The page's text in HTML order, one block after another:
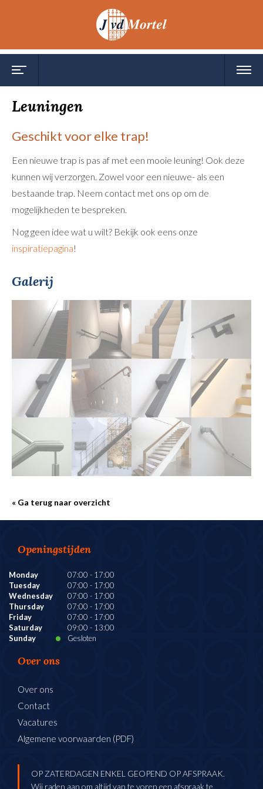
Toggle
Leuningen
Geschikt voor elke trap!
Een nieuwe trap is pas af met een mooie leuning! Ook deze
kunnen wij verzorgen. Zowel voor een nieuwe- als een
bestaande trap. Neem contact met ons op om de
mogelijkheden te bespreken.
Nog geen idee wat u wilt? Bekijk ook eens onze
inspiratiepagina!
Galerij
« Ga terug naar overzicht
Openingstijden
Monday 07:00 - 17:00
Tuesday
07:00 - 17:00
Wednesday
07:00 - 17:00
Thursday
07:00 - 17:00
Friday
07:00 - 17:00
Saturday
09:00 - 13:00
Sunday
Gesloten
Over ons
Over ons
Contact
Vacatures
Algemene voorwaarden (PDF)
OP ZATERDAGEN ENKEL GEOPEND OP AFSPRAAK.
Wij raden aan om altijd van te voren een afspraak te